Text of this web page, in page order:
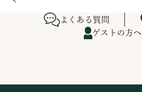
よくある質問
ゲストの方へ